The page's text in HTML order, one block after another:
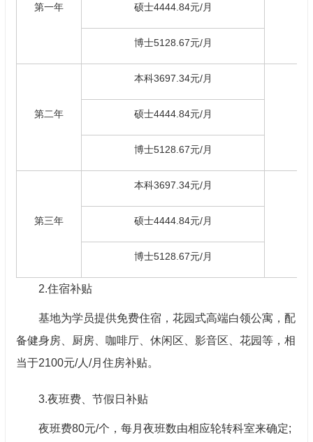
第一年 硕士4444.84元/月
博士5128.67元/月
第二年
本科3697.34元/月
硕士4444.84元/月
博士5128.67元/月
第三年
本科3697.34元/月
硕士4444.84元/月
博士5128.67元/月
2.住宿补贴
基地为学员提供免费住宿，花园式高端白领公寓，配
备健身房、厨房、咖啡厅、休闲区、影音区、花园等，相
当于2100元/人/月住房补贴。
3.夜班费、节假日补贴
夜班费80元/个，每月夜班数由相应轮转科室来确定;